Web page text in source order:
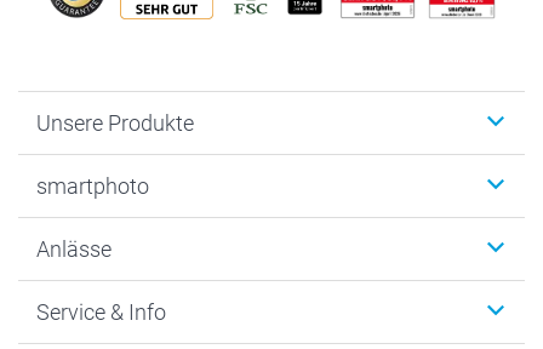
Unsere Produkte
Fotogeschenke
MyNameBook
Fotoabzüge, Fotos als Buch & Poster
smartphoto
Warum smartphoto
Datenschutz
Anlässe
Neujahr
Service & Info